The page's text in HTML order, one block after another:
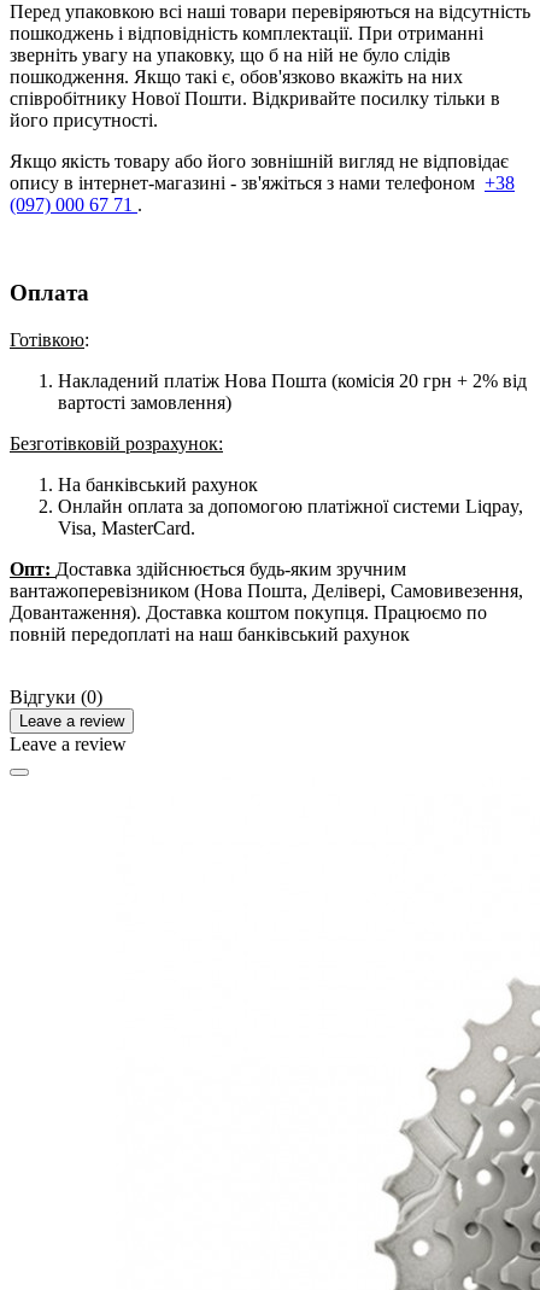
Перед упаковкою всі наші товари перевіряються на відсутність
пошкоджень і відповідність комплектації. При отриманні
зверніть увагу на упаковку, що б на ній не було слідів
пошкодження. Якщо такі є, обов'язково вкажіть на них
співробітнику Нової Пошти. Відкривайте посилку тільки в
його присутності.
Якщо якість товару або його зовнішній вигляд не відповідає
опису в інтернет-магазині - зв'яжіться з нами телефоном +38
(097) 000 67 71 .
Оплата
Готівкою:
Накладений платіж Нова Пошта (комісія 20 грн + 2% від
вартості замовлення)
Безготівковій розрахунок:
На банківський рахунок
Онлайн оплата за допомогою платіжної системи Liqpay,
Visa, MasterCard.
Опт: Доставка здійснюється будь-яким зручним
вантажоперевізником (Нова Пошта, Делівері, Самовивезення,
Довантаження). Доставка коштом покупця. Працюємо по
повній передоплаті на наш банківський рахунок
Відгуки (0)
Leave a review
Leave a review